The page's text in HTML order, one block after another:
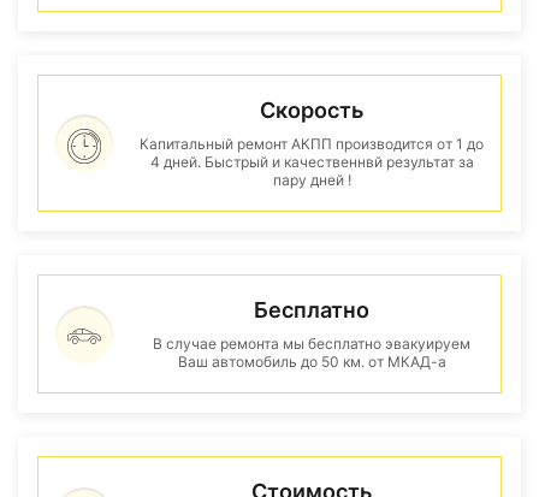
Скорость
Капитальный ремонт АКПП производится от 1 до
4 дней. Быстрый и качественнвй результат за
пару дней !
Бесплатно
В случае ремонта мы бесплатно эвакуируем
Ваш автомобиль до 50 км. от МКАД-а
Стоимость